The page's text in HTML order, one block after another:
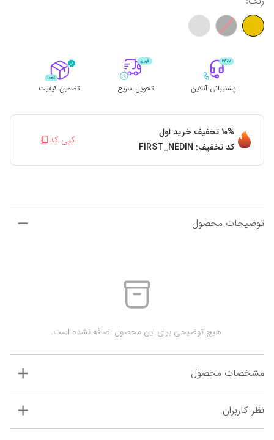
پشتیبانی آنلاین تحویل سریع تضمین کیفیت
10% تخفیف خرید اول
کد تخفیف: FIRST_NEDIN
کپی کد
توضیحات محصول
مشخصات محصول
نظر کاربران